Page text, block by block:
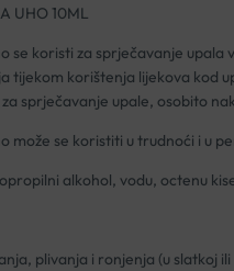
UHO 10ML
se koristi za sprječavanje
tijekom korištenja lijekova kod
sprječavanje upale, osobito
može se koristiti u trudnoći i u
alkohol, vodu, octenu
plivanja i ronjenja (u slatkoj